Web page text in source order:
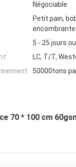
Négociable
Petit pain,
5 - 25 jours
LC, T/T,
50000tons
70 * 100 cm